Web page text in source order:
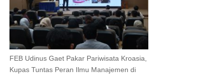
FEB Udinus Gaet Pakar Pariwisata Kroasia,
Kupas Tuntas Peran Ilmu Manajemen di